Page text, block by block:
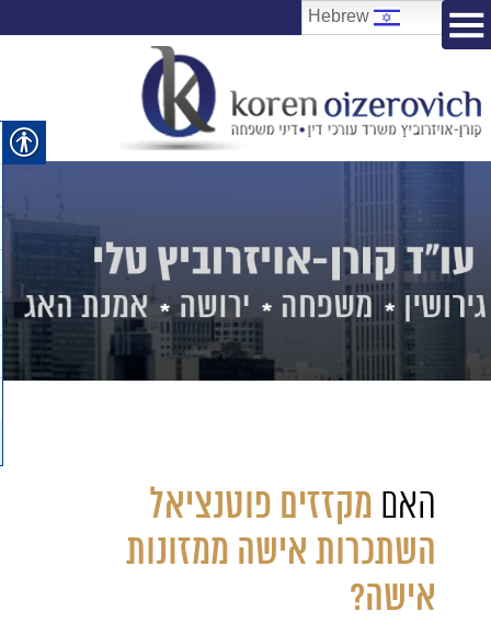
האם מקזזים פוטנציאל
השתכרות אישה ממזונות
אישה?